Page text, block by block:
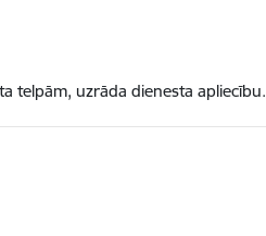
telpām, uzrāda dienesta apliecību.